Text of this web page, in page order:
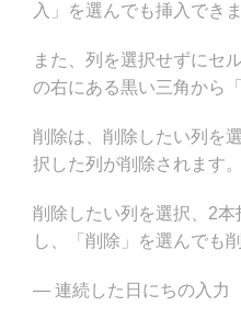
入」を選んでも挿入できま
また、列を選択せずにセ
の右にある黒い三角から
削除は、削除したい列を
択した列が削除されます。
削除したい列を選択、2
し、「削除」を選んでも
— 連続した日にちの入力